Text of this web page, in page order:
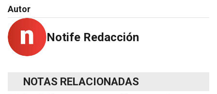
Autor
Notife Redacción
NOTAS RELACIONADAS